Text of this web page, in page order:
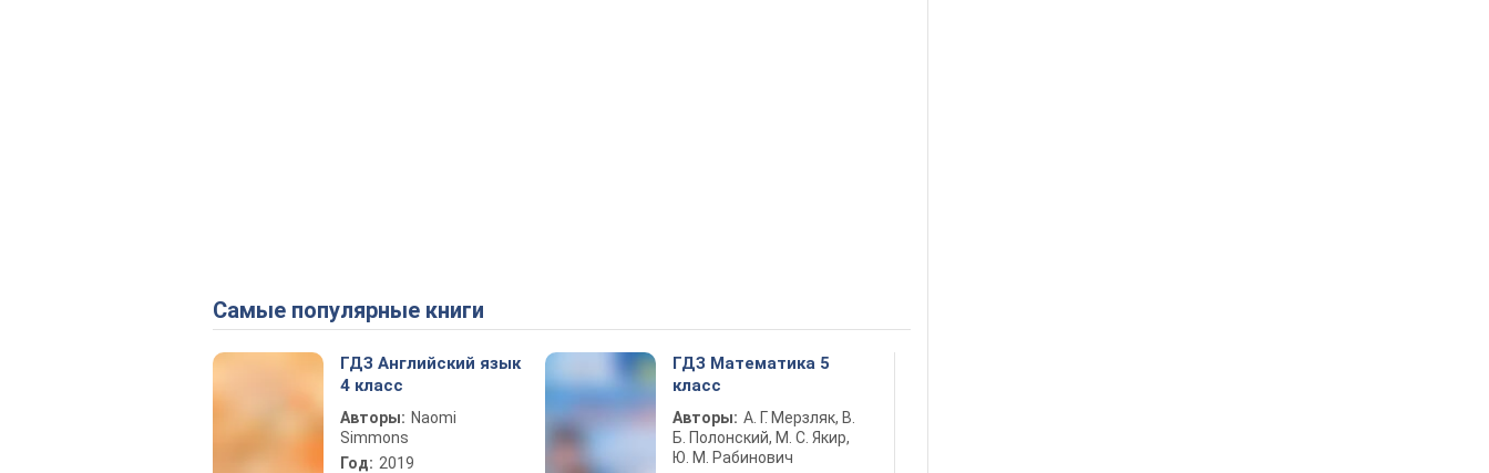
Самые популярные книги
ГДЗ Английский язык
4 класс
Авторы: Naomi
Simmons
Год: 2019
ГДЗ Математика 5
класс
Авторы: А. Г. Мерзляк, В.
Б. Полонский, М. С. Якир,
Ю. М. Рабинович